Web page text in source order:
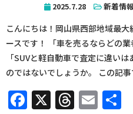
2025.7.28 新着情報
こんにちは！岡山県西部地域最
ースです！ 「車を売るならどの業
「SUVと軽自動車で査定に違い
のではないでしょうか。 この記
Facebook
X